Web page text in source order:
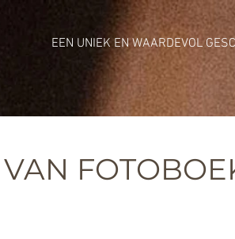
EEN UNIEK EN WAARDEVOL
VAN